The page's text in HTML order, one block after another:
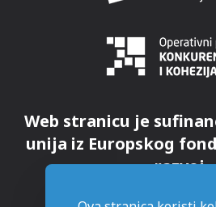
Web stranicu je
unija iz Europskog
razvoj.